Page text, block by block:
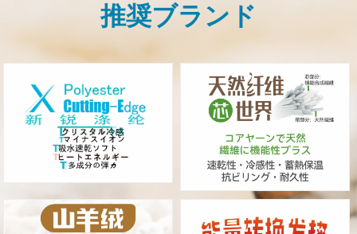
推奨ブランド